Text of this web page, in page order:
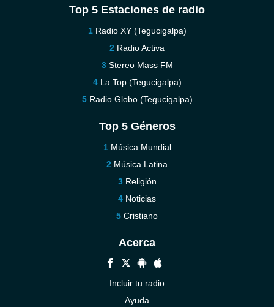
Top 5 Estaciones de radio
Radio XY (Tegucigalpa)
Radio Activa
Stereo Mass FM
La Top (Tegucigalpa)
Radio Globo (Tegucigalpa)
Top 5 Géneros
Música Mundial
Música Latina
Religión
Noticias
Cristiano
Acerca
Incluir tu radio
Ayuda